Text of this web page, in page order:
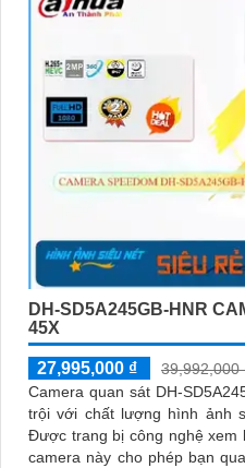
DH-SD5A245GB-HNR
45X
27,995,000 ₫
39,992,000
Camera quan sát DH-
trội với chất lượng hình ảnh
Được trang bị công nghệ xem
camera này cho phép bạn